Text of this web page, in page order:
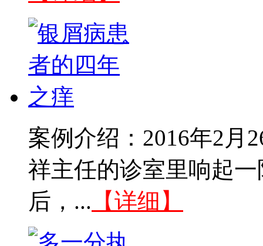
案例介绍：2016年2月
祥主任的诊室里响起
后，... 【详细】